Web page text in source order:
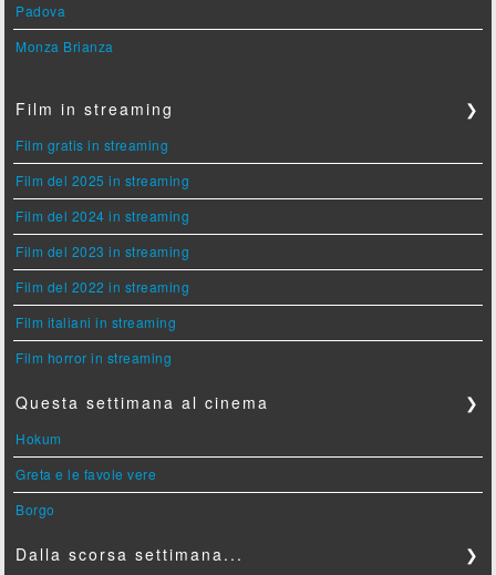
Padova
Monza Brianza
Film in streaming ❯
Film gratis in streaming
Film del 2025 in streaming
Film del 2024 in streaming
Film del 2023 in streaming
Film del 2022 in streaming
Film italiani in streaming
Film horror in streaming
Questa settimana al cinema ❯
Hokum
Greta e le favole vere
Borgo
Dalla scorsa settimana... ❯